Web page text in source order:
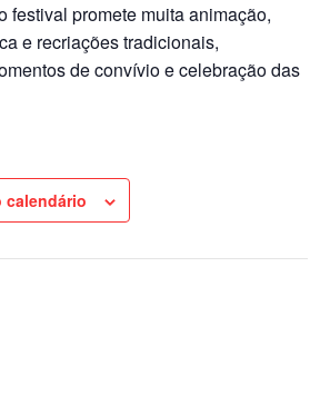
festival promete muita animação,
e recriações tradicionais,
de convívio e celebração das
calendário